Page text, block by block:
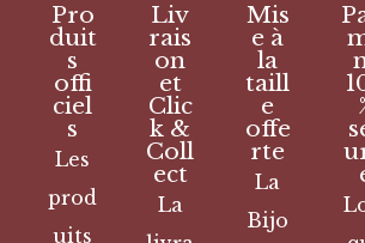
Pro
duit
s
offi
ciel
s
Les
prod
uits
Liv
rais
on
et
Clic
k &
Coll
ect
La
Mis
e à
la
taill
e
offe
rte
La
Bijo